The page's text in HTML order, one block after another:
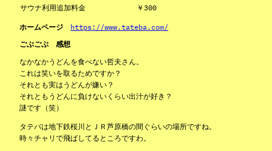
サウナ利用追加料金
￥300
ホームページ
https://www.tateba.com/
ごぶごぶ 感想
なかなかうどんを食べない哲夫さん。
これは笑いを取るためですか？
それとも実はうどんが嫌い？
それともうどんに負けないくらい出汁が好き？
謎です（笑）
タテバは地下鉄桜川とＪＲ芦原橋の間ぐらいの場所ですね。
時々チャリで飛ばしてるところですわ。